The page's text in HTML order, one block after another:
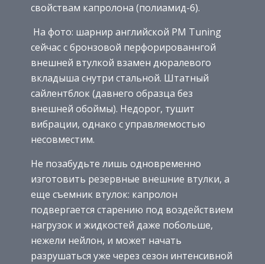
свойствам капролона (полиамид-6).
На фото: шарнир английской РМ Тuning
сейчас с бронзовой перфорированнгой
внешней втулкой взамен дюралевого
вкладыша снутри стальной. Штатный
сайлентблок (давнего образца без
внешней обоймы). Недорог, тушит
вибрации, однако с управляемостью
несовместим.
Не позабудьте лишь одновременно
изготовить резервные внешние втулки, а
еще съемник втулок: капролон
подвергается старению под воздействием
нагрузок и жидкостей даже побольше,
нежели нейлон, и может начать
разрушаться уже через сезон интенсивной